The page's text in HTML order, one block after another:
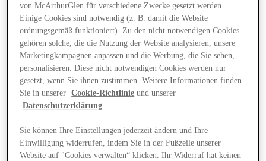
Angebote
von McArthurGlen für verschiedene Zwecke gesetzt werden.
Einige Cookies sind notwendig (z. B. damit die Website
ordnungsgemäß funktioniert). Zu den nicht notwendigen Cookies
gehören solche, die die Nutzung der Website analysieren, unsere
Marketingkampagnen anpassen und die Werbung, die Sie sehen,
personalisieren. Diese nicht notwendigen Cookies werden nur
gesetzt, wenn Sie ihnen zustimmen. Weitere Informationen finden
Sie in unserer
Cookie-Richtlinie und unserer
Datenschutzerklärung
Sie können Ihre Einstellungen jederzeit ändern und Ihre
Einwilligung widerrufen, indem Sie in der Fußzeile unserer
Website auf "Cookies verwalten“ klicken. Ihr Widerruf hat keinen